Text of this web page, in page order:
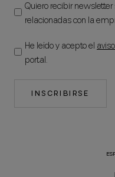
Quiero recibir
relacionadas con la
He leído y acepto el
portal.
INSCRIBIRSE